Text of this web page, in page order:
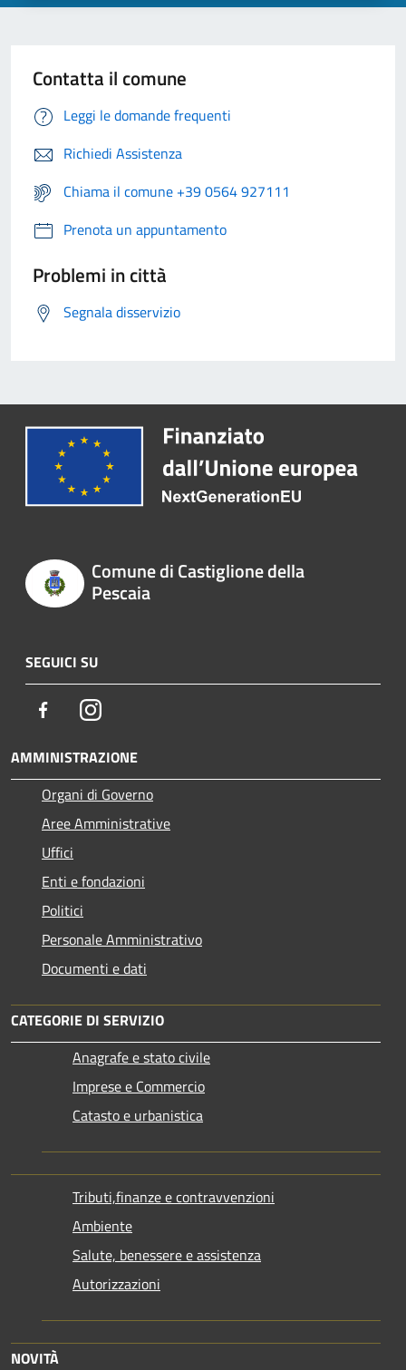
Contatta il comune
Leggi le domande frequenti
Richiedi Assistenza
Chiama il comune +39 0564 927111
Prenota un appuntamento
Problemi in città
Segnala disservizio
Comune di Castiglione della
Pescaia
SEGUICI SU
FacebookInstagram
AMMINISTRAZIONE
Organi di Governo
Aree Amministrative
Uffici
Enti e fondazioni
Politici
Personale Amministrativo
Documenti e dati
CATEGORIE DI SERVIZIO
Anagrafe e stato civile
Imprese e Commercio
Catasto e urbanistica
Tributi,finanze e contravvenzioni
Ambiente
Salute, benessere e assistenza
Autorizzazioni
NOVITÀ